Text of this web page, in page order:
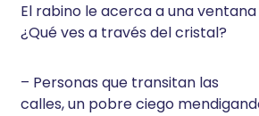
El rabino le acerca a una
¿Qué ves a través del cristal?
– Personas que transitan las
calles, un pobre ciego